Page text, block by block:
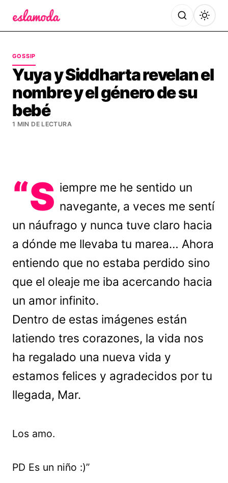
GOSSIP
Yuya y Siddharta revelan el
nombre y el género de su
bebé
1 MIN DE LECTURA
“S iempre me he sentido un
navegante, a veces me sentí
un náufrago y nunca tuve claro hacia
a dónde me llevaba tu marea… Ahora
entiendo que no estaba perdido sino
que el oleaje me iba acercando hacia
un amor infinito.
Dentro de estas imágenes están
latiendo tres corazones, la vida nos
ha regalado una nueva vida y
estamos felices y agradecidos por tu
llegada, Mar.
Los amo.
PD Es un niño :)”